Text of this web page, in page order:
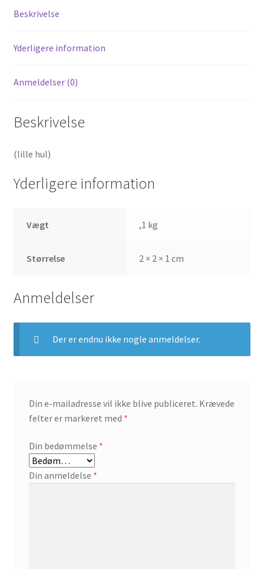
Beskrivelse
Yderligere information
Anmeldelser (0)
Beskrivelse
(lille hul)
Yderligere information
Vægt ,1 kg
Størrelse 2 × 2 × 1 cm
Anmeldelser
Der er endnu ikke nogle anmeldelser.
Din e-mailadresse vil ikke blive publiceret. Krævede
felter er markeret med *
Din bedømmelse *
Din anmeldelse *